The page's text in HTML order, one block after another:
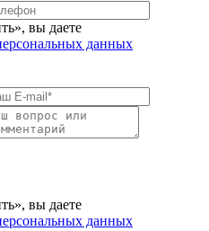
вы даете
данных
вы даете
данных